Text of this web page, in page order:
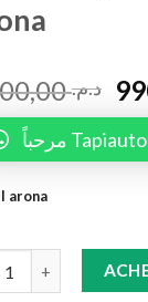
د.م.1.200,00
arona
Tapis 9D (Noir/